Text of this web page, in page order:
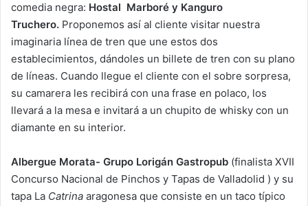
comedia negra: Hostal Marboré y Kanguro
Truchero. Proponemos así al cliente visitar nuestra
imaginaria línea de tren que une estos dos
establecimientos, dándoles un billete de tren con su plano
de líneas. Cuando llegue el cliente con el sobre sorpresa,
su camarera les recibirá con una frase en polaco, los
llevará a la mesa e invitará a un chupito de whisky con un
diamante en su interior.
Albergue Morata- Grupo Lorigán Gastropub (finalista XVII
Concurso Nacional de Pinchos y Tapas de Valladolid ) y su
tapa La Catrina aragonesa que consiste en un taco típico